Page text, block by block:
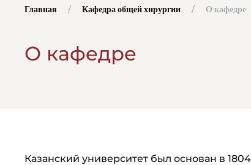
Главная Кафедра общей хирургии О кафедре
О кафедре
Казанский университет был основан в